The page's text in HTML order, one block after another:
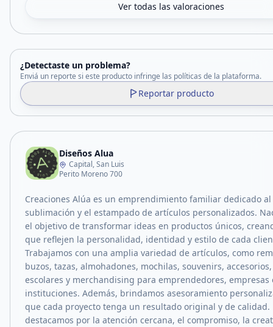
Ver todas las valoraciones
¿Detectaste un problema?
Enviá un reporte si este producto infringe las políticas de la plataforma.
Reportar producto
Diseños Alua
Capital, San Luis
Perito Moreno 700
Creaciones Alúa es un emprendimiento familiar dedicado
sublimación y el estampado de artículos personalizados.
el objetivo de transformar ideas en productos únicos,
que reflejen la personalidad, identidad y estilo de cada
Trabajamos con una amplia variedad de artículos, como
buzos, tazas, almohadones, mochilas, souvenirs,
escolares y merchandising para emprendedores, empresas
instituciones. Además, brindamos asesoramiento
que cada proyecto tenga un resultado original y de calidad.
destacamos por la atención cercana, el compromiso, la